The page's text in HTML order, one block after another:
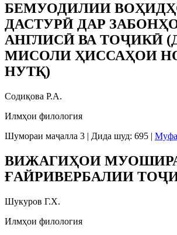
БЕМУОДИЛИИ
ДАСТУРӢ ДАР
АНГЛИСӢ ВА ТОҶИКӢ
МИСОЛИ ҲИССАҲОИ
НУТҚ)
Содиқова Р.А.
Илмҳои филология
Шумораи маҷалла 3 | Дида шуд: 695 |
ВИЖАГИҲОИ
ҒАЙРИВЕРБАЛИИ
Шукуров Г.Х.
Илмҳои филология